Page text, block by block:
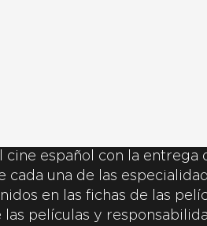
cine español con la entrega
cada una de las
en las fichas de las
películas y